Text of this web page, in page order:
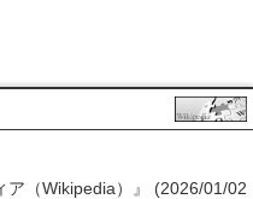
ア（Wikipedia）』 (2026/01/02